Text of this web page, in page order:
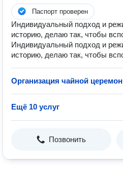
Паспорт проверен
Индивидуальный подход и
историю, делаю так, чтобы
Индивидуальный подход и
историю, делаю так, чтобы
Организация чайной
Ещё 10 услуг
Позвонить